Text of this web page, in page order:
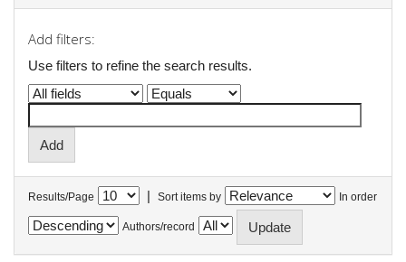
Add filters:
Use filters to refine the search results.
Results/Page | Sort items by In order
Authors/record